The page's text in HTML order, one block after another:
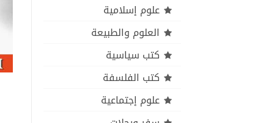
علوم إسلامية
العلوم والطبيعة
كتب سياسية
كتب الفلسفة
علوم إجتماعية